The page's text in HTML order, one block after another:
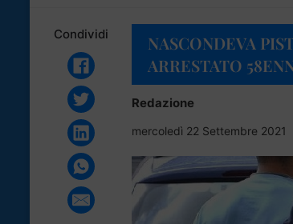
Condividi
NASCONDEVA
ARRESTATO
Redazione
mercoledì 22 Settembre 2021